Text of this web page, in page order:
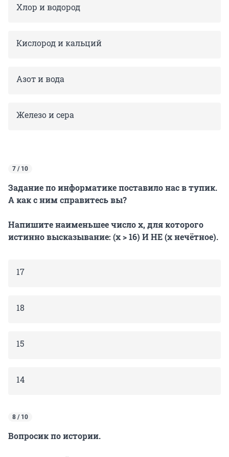
Хлор и водород
Кислород и кальций
Азот и вода
Железо и сера
7 / 10
Задание по информатике поставило нас в тупик.
А как с ним справитесь вы?
Напишите наименьшее число x, для которого
истинно высказывание: (x > 16) И НЕ (x нечётное).
17
18
15
14
8 / 10
Вопросик по истории.